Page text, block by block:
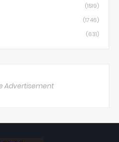
(1519)
(1746)
(631)
Advertisement